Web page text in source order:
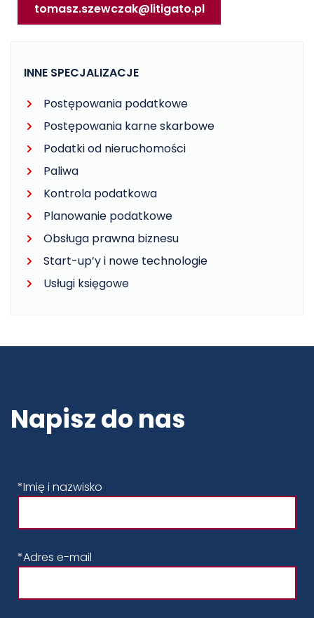
tomasz.szewczak@litigato.pl
INNE SPECJALIZACJE
Postępowania podatkowe
Postępowania karne skarbowe
Podatki od nieruchomości
Paliwa
Kontrola podatkowa
Planowanie podatkowe
Obsługa prawna biznesu
Start-up’y i nowe technologie
Usługi księgowe
Napisz do nas
*Imię i nazwisko
*Adres e-mail